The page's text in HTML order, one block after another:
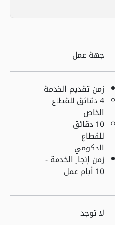
جهة عمل
زمن تقديم الخدمة
4 دقائق للقطاع
الخاص
10 دقائق
للقطاع
الحكومي
زمن إنجاز الخدمة -
10 أيام عمل
لا توجد